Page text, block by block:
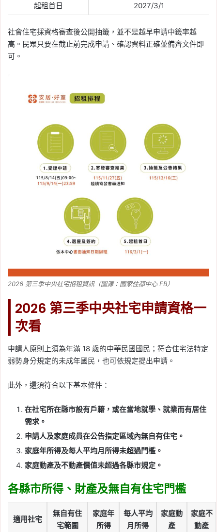
起租首日 2027/3/1
社會住宅採資格審查後公開抽籤，並不是越早申請中籤率越
高。民眾只要在截止前完成申請、確認資料正確並備齊文件即
可。
2026 第三季中央社宅招租資訊（圖源：國家住都中心 FB）
2026 第三季中央社宅申請資格一
次看
申請人原則上須為年滿 18 歲的中華民國國民；符合住宅法特定
弱勢身分規定的未成年國民，也可依規定提出申請。
此外，還須符合以下基本條件：
在社宅所在縣市設有戶籍，或在當地就學、就業而有居住
需求。
申請人及家庭成員在公告指定區域內無自有住宅。
家庭年所得及每人平均月所得未超過門檻。
家庭動產及不動產價值未超過各縣市規定。
各縣市所得、財產及無自有住宅門檻
適用社宅
無自有住
宅範圍
家庭年
所得
每人平均
月所得
家庭動
產
家庭不
動產